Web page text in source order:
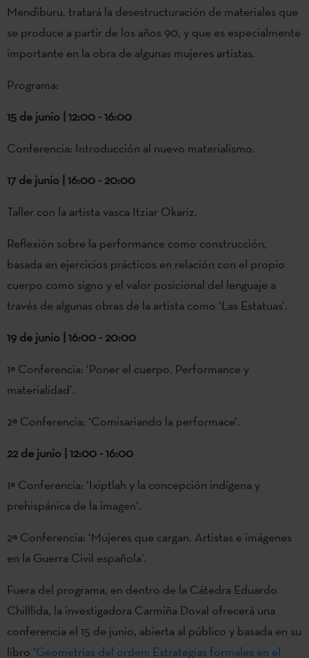
Mendiburu, tratará la desestructuración de materiales que
se produce a partir de los años 90, y que es especialmente
importante en la obra de algunas mujeres artistas.
Programa:
15 de junio | 12:00 - 16:00
Conferencia: Introducción al nuevo materialismo.
17 de junio | 16:00 - 20:00
Taller con la artista vasca Itziar Okariz.
Reflexión sobre la performance como construcción,
basada en ejercicios prácticos en relación con el propio
cuerpo como signo y el valor posicional del lenguaje a
través de algunas obras de la artista como ‘Las Estatuas’.
19 de junio | 16:00 - 20:00
1ª Conferencia: ‘Poner el cuerpo. Performance y
materialidad’.
2ª Conferencia: ‘Comisariando la performace’.
22 de junio | 12:00 - 16:00
1ª Conferencia: ‘Ixiptlah y la concepción indígena y
prehispánica de la imagen’.
2ª Conferencia: ‘Mujeres que cargan. Artistas e imágenes
en la Guerra Civil española’.
Fuera del programa, en dentro de la Cátedra Eduardo
Chilllida, la investigadora Carmiña Doval ofrecerá una
conferencia el 15 de junio, abierta al público y basada en su
libro ‘Geometrías del orden: Estrategias formales en el